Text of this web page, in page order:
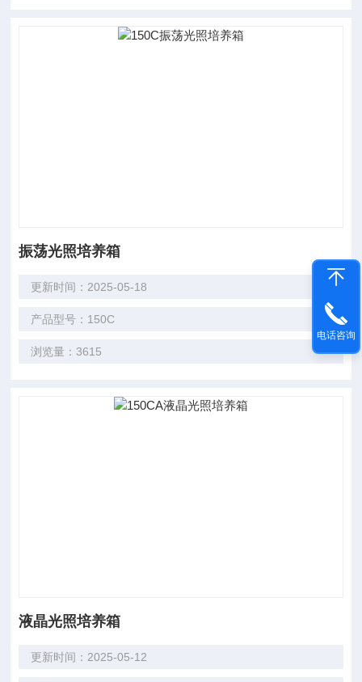
振荡光照培养箱
更新时间：2025-05-18
产品型号：150C
浏览量：3615
液晶光照培养箱
更新时间：2025-05-12
电话咨询